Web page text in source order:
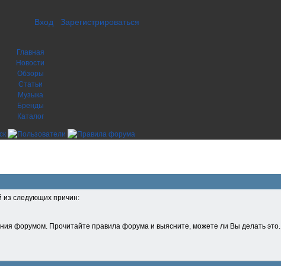
Вход Зарегистрироваться
Главная
Новости
Обзоры
Статьи
Музыка
Бренды
Каталог
из следующих причин:
форумом. Прочитайте правила форума и выясните, можете ли Вы делать это.